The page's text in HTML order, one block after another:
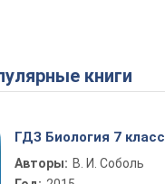
книги
ГДЗ Биология 7 класс
Авторы: В. И. Соболь